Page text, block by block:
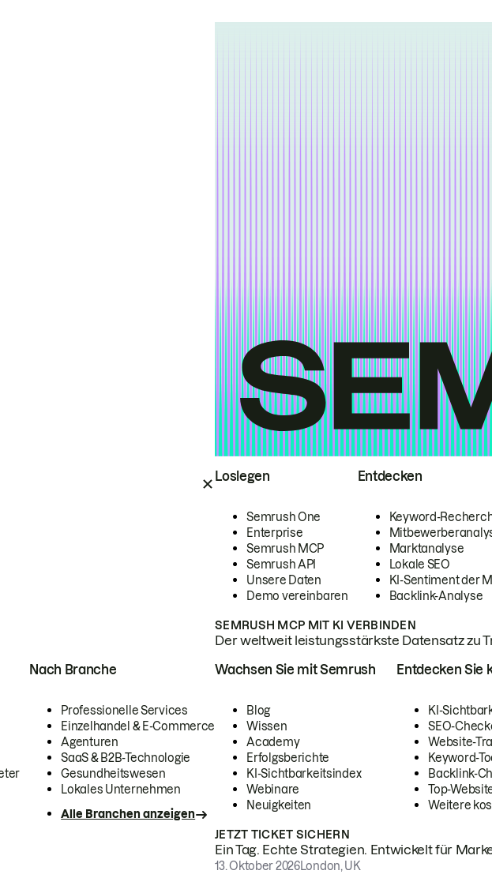
Loslegen
Semrush One
Enterprise
Semrush MCP
Semrush API
Unsere Daten
Demo vereinbaren
Entdecken
Keyword-
Marktanalyse
Lokale SEO
KI-Sentiment der
Backlink-Analyse
SEMRUSH MCP MIT KI VERBINDEN
Der weltweit leistungsstärkste Datensatz zu
Nach Branche
Professionelle Services
Einzelhandel & E-Commerce
Agenturen
SaaS & B2B-Technologie
Gesundheitswesen
Lokales Unternehmen
Alle Branchen anzeigen
Wachsen Sie mit Semrush
Blog
Wissen
Academy
Erfolgsberichte
KI-Sichtbarkeitsindex
Webinare
Neuigkeiten
Entdecken Sie
KI-
SEO-
Website-
Keyword-
Backlink-
Top-
Weitere
JETZT TICKET SICHERN
Ein Tag. Echte Strategien. Entwickelt für
13. Oktober 2026London, UK